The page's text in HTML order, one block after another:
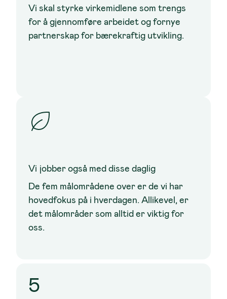
Vi skal styrke virkemidlene som trengs
for å gjennomføre arbeidet og fornye
partnerskap for bærekraftig utvikling.
Vi jobber også med disse daglig
De fem målområdene over er de vi har
hovedfokus på i hverdagen. Allikevel, er
det målområder som alltid er viktig for
oss.
5